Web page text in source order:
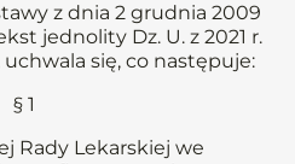
z dnia 2 grudnia 2009
jednolity Dz. U. z 2021 r.
uchwala się, co następuje:
§ 1
Rady Lekarskiej we